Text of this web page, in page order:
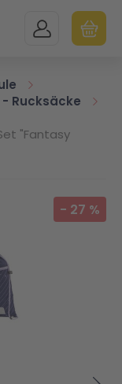
MEIN KONTO
Rucksäcke
"Fantasy
- 27 %